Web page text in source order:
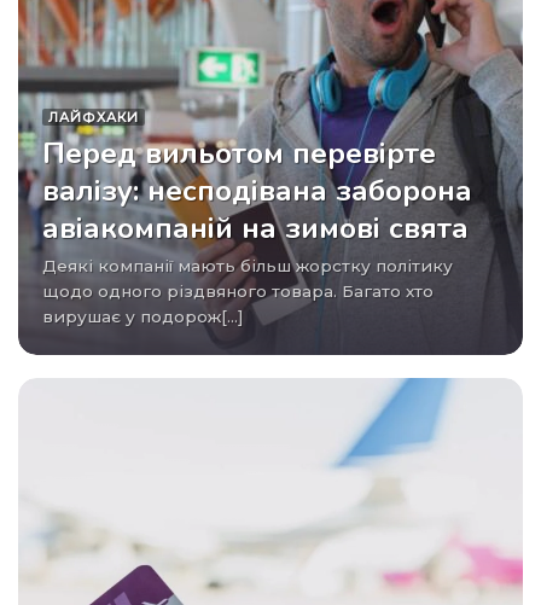
ЛАЙФХАКИ
Перед вильотом перевірте
валізу: несподівана заборона
авіакомпаній на зимові свята
Деякі компанії мають більш жорстку політику
щодо одного різдвяного товара. Багато хто
вирушає у подорож[...]